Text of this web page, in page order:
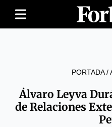
PORTADA/
Álvaro Leyva
de Relaciones